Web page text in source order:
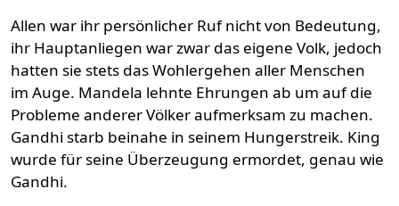
Allen war ihr persönlicher Ruf nicht von Bedeutung,
ihr Hauptanliegen war zwar das eigene Volk, jedoch
hatten sie stets das Wohlergehen aller Menschen
im Auge. Mandela lehnte Ehrungen ab um auf die
Probleme anderer Völker aufmerksam zu machen.
Gandhi starb beinahe in seinem Hungerstreik. King
wurde für seine Überzeugung ermordet, genau wie
Gandhi.